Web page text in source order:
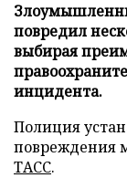
повредил
выбирая
инцидента.
Полиция
повреждения
ТАСС.